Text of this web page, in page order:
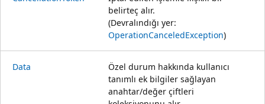
belirteç alır.
(Devralındığı yer:
OperationCanceledException)
Data
Özel durum hakkında kullanıcı
tanımlı ek bilgiler sağlayan
anahtar/değer çiftleri